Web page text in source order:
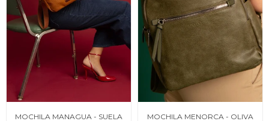
MOCHILA MANAGUA - SUELA MOCHILA MENORCA - OLIVA